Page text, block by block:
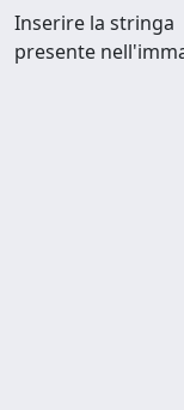
Inserire la stringa
presente